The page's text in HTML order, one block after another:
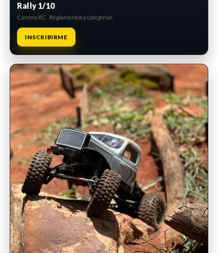
Rally 1/10
Carrera RC · Reglamentos y categorías
INSCRIBIRME
INSCRIPCIONES ABIERTAS